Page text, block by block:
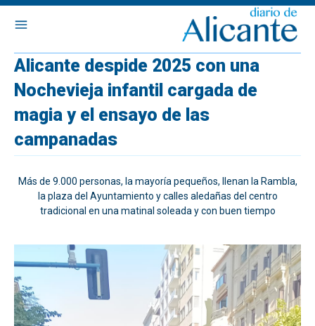
Alicante despide 2025 con una
Nochevieja infantil cargada de
magia y el ensayo de las
campanadas
Más de 9.000 personas, la mayoría pequeños, llenan la Rambla,
la plaza del Ayuntamiento y calles aledañas del centro
tradicional en una matinal soleada y con buen tiempo